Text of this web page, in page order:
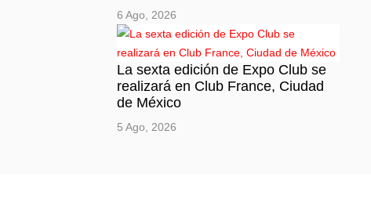
6 Ago, 2026
La sexta edición de Expo Club se
realizará en Club France, Ciudad
de México
5 Ago, 2026